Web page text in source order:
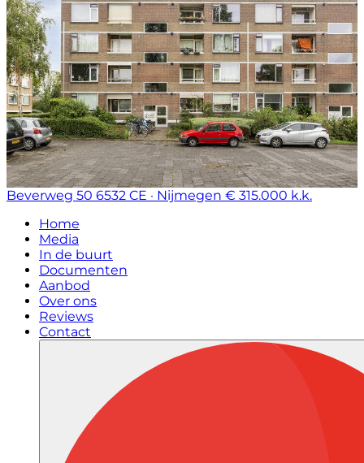
Beverweg 50 6532 CE · Nijmegen € 315.000 k.k.
Home
Media
In de buurt
Documenten
Aanbod
Over ons
Reviews
Contact